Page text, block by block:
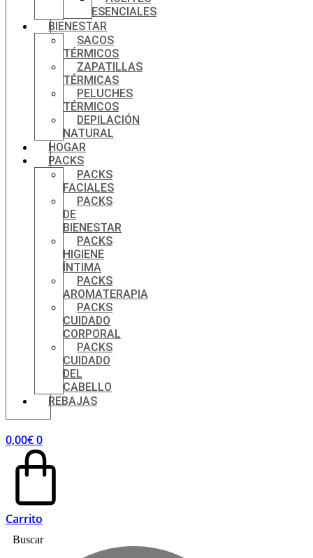
ESENCIALES
BIENESTAR
SACOS
TÉRMICOS
ZAPATILLAS
TÉRMICAS
PELUCHES
TÉRMICOS
DEPILACIÓN
NATURAL
HOGAR
PACKS
PACKS
FACIALES
PACKS
DE
BIENESTAR
PACKS
HIGIENE
ÍNTIMA
PACKS
AROMATERAPIA
PACKS
CUIDADO
CORPORAL
PACKS
CUIDADO
DEL
CABELLO
REBAJAS
0,00€0
Carrito
Buscar